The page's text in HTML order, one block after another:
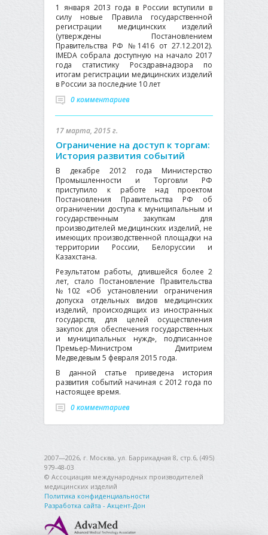
1 января 2013 года в России вступили в
силу новые Правила государственной
регистрации медицинских изделий
(утверждены Постановлением
Правительства РФ №1416 от 27.12.2012).
IMEDA собрала доступную на начало 2017
года статистику Росздравнадзора по
итогам регистрации медицинских изделий
в России за последние 10 лет
0 комментариев
17 марта, 2015 г.
Ограничение на доступ к торгам:
История развития событий
В декабре 2012 года Министерство
Промышленности и Торговли РФ
приступило к работе над проектом
Постановления Правительства РФ об
ограничении доступа к муниципальным и
государственным закупкам для
производителей медицинских изделий, не
имеющих производственной площадки на
территории России, Белоруссии и
Казахстана.
Результатом работы, длившейся более 2
лет, стало Постановление Правительства
№102 «Об установлении ограничения
допуска отдельных видов медицинских
изделий, происходящих из иностранных
государств, для целей осуществления
закупок для обеспечения государственных
и муниципальных нужд», подписанное
Премьер-Министром Дмитрием
Медведевым 5 февраля 2015 года.
В данной статье приведена история
развития событий начиная с 2012 года по
настоящее время.
0 комментариев
2007—2026, г. Москва, ул. Баррикадная 8, стр.6, (495)
979-48-03
© Ассоциация международных производителей
медицинских изделий
Политика конфиденциальности
Разработка сайта - Акцент-Дон